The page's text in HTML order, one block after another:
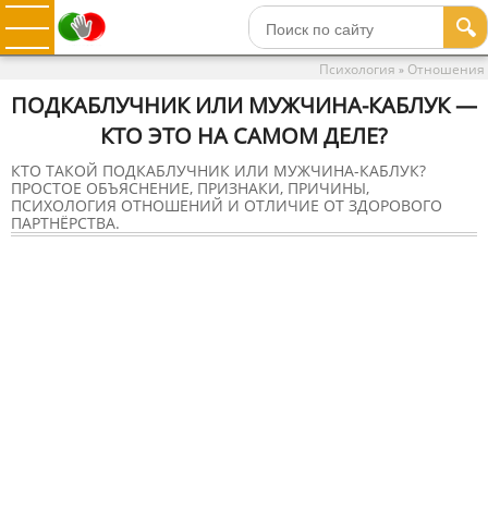
🔍
Психология » Отношения
ПОДКАБЛУЧНИК ИЛИ МУЖЧИНА-КАБЛУК —
КТО ЭТО НА САМОМ ДЕЛЕ?
КТО ТАКОЙ ПОДКАБЛУЧНИК ИЛИ МУЖЧИНА-КАБЛУК?
ПРОСТОЕ ОБЪЯСНЕНИЕ, ПРИЗНАКИ, ПРИЧИНЫ,
ПСИХОЛОГИЯ ОТНОШЕНИЙ И ОТЛИЧИЕ ОТ ЗДОРОВОГО
ПАРТНЁРСТВА.